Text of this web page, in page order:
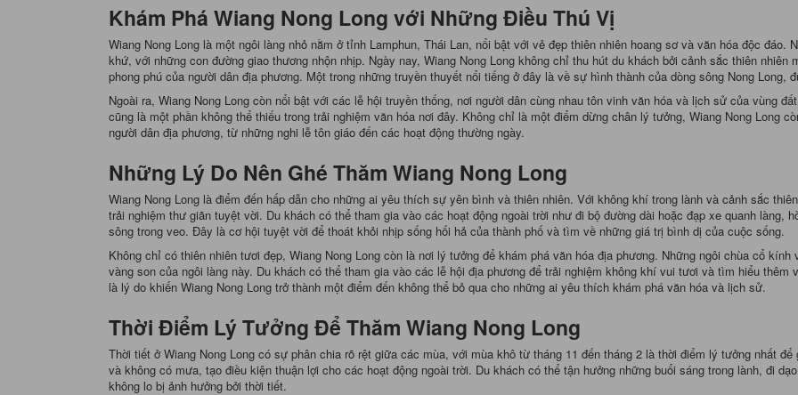
Khám Phá Wiang Nong Long với Những Điều Thú Vị
Wiang Nong Long là một ngôi làng nhỏ nằm ở tỉnh Lamphun, Thái Lan, nổi bật với vẻ đẹp thiên nhiên hoang sơ và văn hóa độc đáo.
khứ, với những con đường giao thương nhộn nhịp. Ngày nay, Wiang Nong Long không chỉ thu hút du khách bởi cảnh sắc thiên
phong phú của người dân địa phương. Một trong những truyền thuyết nổi tiếng ở đây là về sự hình thành của dòng sông Nong Long,
Ngoài ra, Wiang Nong Long còn nổi bật với các lễ hội truyền thống, nơi người dân cùng nhau tôn vinh văn hóa và lịch sử của vùng
cũng là một phần không thể thiếu trong trải nghiệm văn hóa nơi đây. Không chỉ là một điểm dừng chân lý tưởng, Wiang Nong Long
người dân địa phương, từ những nghi lễ tôn giáo đến các hoạt động thường ngày.
Những Lý Do Nên Ghé Thăm Wiang Nong Long
Wiang Nong Long là điểm đến hấp dẫn cho những ai yêu thích sự yên bình và thiên nhiên. Với không khí trong lành và cảnh sắc
trải nghiệm thư giãn tuyệt vời. Du khách có thể tham gia vào các hoạt động ngoài trời như đi bộ đường dài hoặc đạp xe quanh làng,
sông trong veo. Đây là cơ hội tuyệt vời để thoát khỏi nhịp sống hối hả của thành phố và tìm về những giá trị bình dị của cuộc sống.
Không chỉ có thiên nhiên tươi đẹp, Wiang Nong Long còn là nơi lý tưởng để khám phá văn hóa địa phương. Những ngôi chùa cổ
vàng son của ngôi làng này. Du khách có thể tham gia vào các lễ hội địa phương để trải nghiệm không khí vui tươi và tìm hiểu
là lý do khiến Wiang Nong Long trở thành một điểm đến không thể bỏ qua cho những ai yêu thích khám phá văn hóa và lịch sử.
Thời Điểm Lý Tưởng Để Thăm Wiang Nong Long
Thời tiết ở Wiang Nong Long có sự phân chia rõ rệt giữa các mùa, với mùa khô từ tháng 11 đến tháng 2 là thời điểm lý tưởng nhất
và không có mưa, tạo điều kiện thuận lợi cho các hoạt động ngoài trời. Du khách có thể tận hưởng những buổi sáng trong lành, đi
không lo bị ảnh hưởng bởi thời tiết.